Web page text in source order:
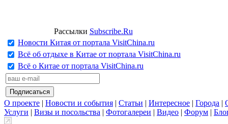
Рассылки Subscribe.Ru
Новости Китая от портала VisitChina.ru
Всё об отдыхе в Китае от портала VisitChina.ru
Всё о Китае от портала VisitChina.ru
О проекте | Новости и события | Статьи | Интересное | Города |
Услуги | Визы и посольства | Фотогалереи | Видео | Форум |